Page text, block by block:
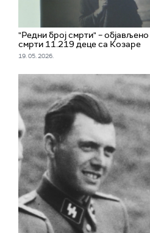
"Редни број смрти" –
смрти 11.219 деце са Козаре
19. 05. 2026.